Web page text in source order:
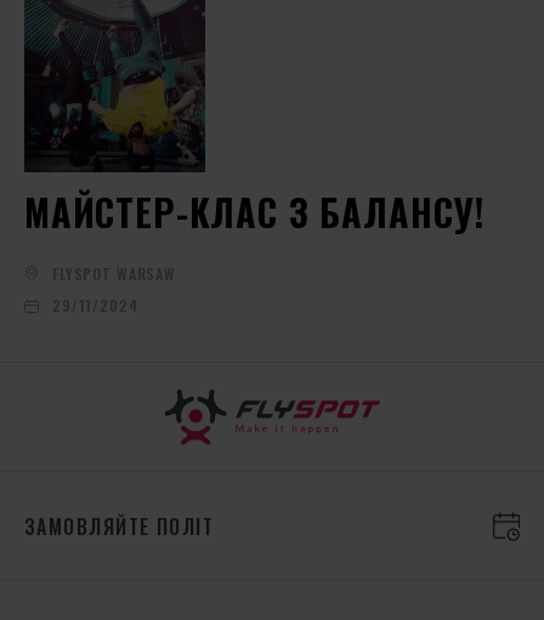
МАЙСТЕР-КЛАС З БАЛАНСУ!
FLYSPOT WARSAW
29/11/2024
ЗАМОВЛЯЙТЕ ПОЛІТ